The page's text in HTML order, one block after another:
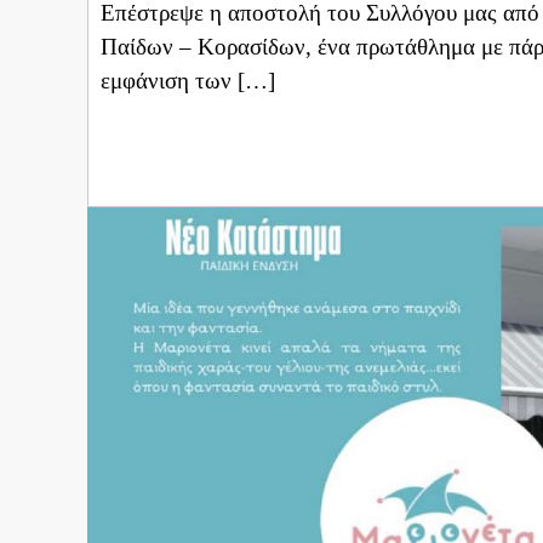
Επέστρεψε η αποστολή του Συλλόγου μας
Παίδων – Κορασίδων, ένα πρωτάθλημα με
εμφάνιση των […]